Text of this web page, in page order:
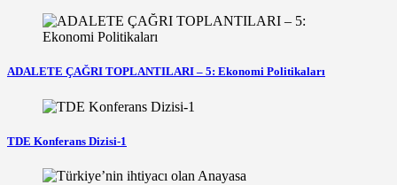
ADALETE ÇAĞRI TOPLANTILARI – 5: Ekonomi Politikaları
TDE Konferans Dizisi-1